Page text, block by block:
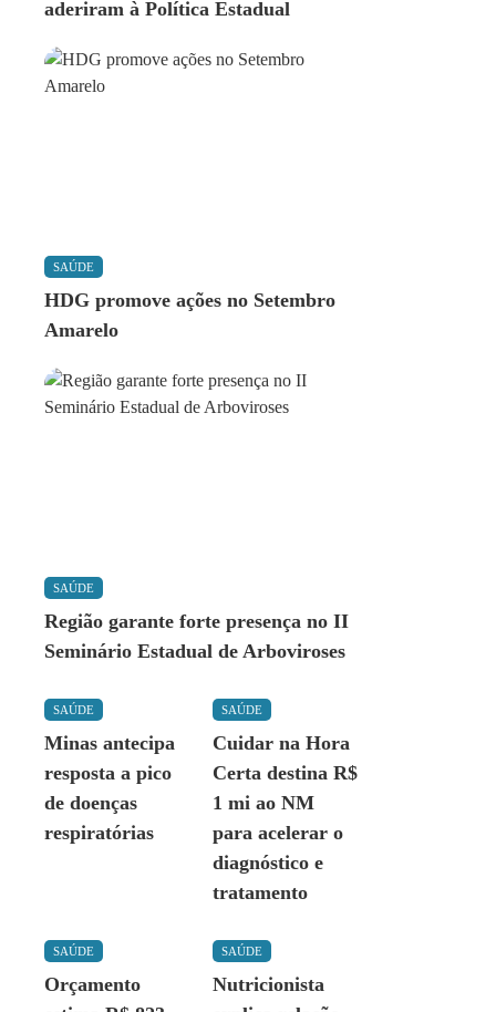
aderiram à Política Estadual
SAÚDE
HDG promove ações no Setembro
Amarelo
SAÚDE
Região garante forte presença no II
Seminário Estadual de Arboviroses
SAÚDE
Minas antecipa
resposta a pico
de doenças
respiratórias
SAÚDE
Cuidar na Hora
Certa destina R$
1 mi ao NM
para acelerar o
diagnóstico e
tratamento
SAÚDE
Orçamento
SAÚDE
Nutricionista